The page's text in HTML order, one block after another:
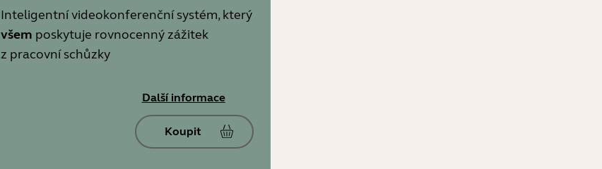
Inteligentní videokonferenční systém, který
všem poskytuje rovnocenný zážitek
z pracovní schůzky
Další informace
Koupit